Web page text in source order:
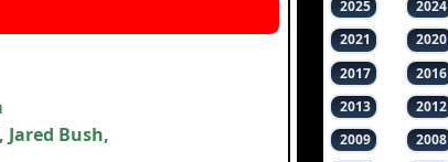
Bush,
2025 2024
2021
2020
2017
2016
2013
2012
2009
2008